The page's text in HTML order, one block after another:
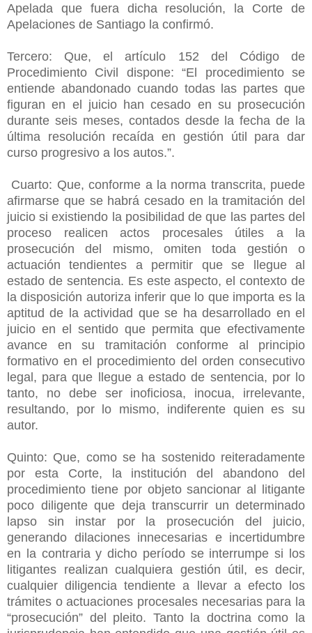
Apelada que fuera dicha resolución, la Corte de
Apelaciones de Santiago la confirmó.
Tercero: Que, el artículo 152 del Código de
Procedimiento Civil dispone: “El procedimiento se
entiende abandonado cuando todas las partes que
figuran en el juicio han cesado en su prosecución
durante seis meses, contados desde la fecha de la
última resolución recaída en gestión útil para dar
curso progresivo a los autos.”.
Cuarto: Que, conforme a la norma transcrita, puede
afirmarse que se habrá cesado en la tramitación del
juicio si existiendo la posibilidad de que las partes del
proceso realicen actos procesales útiles a la
prosecución del mismo, omiten toda gestión o
actuación tendientes a permitir que se llegue al
estado de sentencia. Es este aspecto, el contexto de
la disposición autoriza inferir que lo que importa es la
aptitud de la actividad que se ha desarrollado en el
juicio en el sentido que permita que efectivamente
avance en su tramitación conforme al principio
formativo en el procedimiento del orden consecutivo
legal, para que llegue a estado de sentencia, por lo
tanto, no debe ser inoficiosa, inocua, irrelevante,
resultando, por lo mismo, indiferente quien es su
autor.
Quinto: Que, como se ha sostenido reiteradamente
por esta Corte, la institución del abandono del
procedimiento tiene por objeto sancionar al litigante
poco diligente que deja transcurrir un determinado
lapso sin instar por la prosecución del juicio,
generando dilaciones innecesarias e incertidumbre
en la contraria y dicho período se interrumpe si los
litigantes realizan cualquiera gestión útil, es decir,
cualquier diligencia tendiente a llevar a efecto los
trámites o actuaciones procesales necesarias para la
“prosecución” del pleito. Tanto la doctrina como la